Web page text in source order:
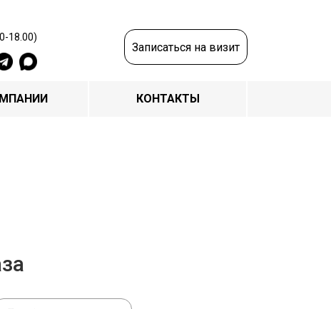
18.00)
Записаться на визит
КОНТАКТЫ